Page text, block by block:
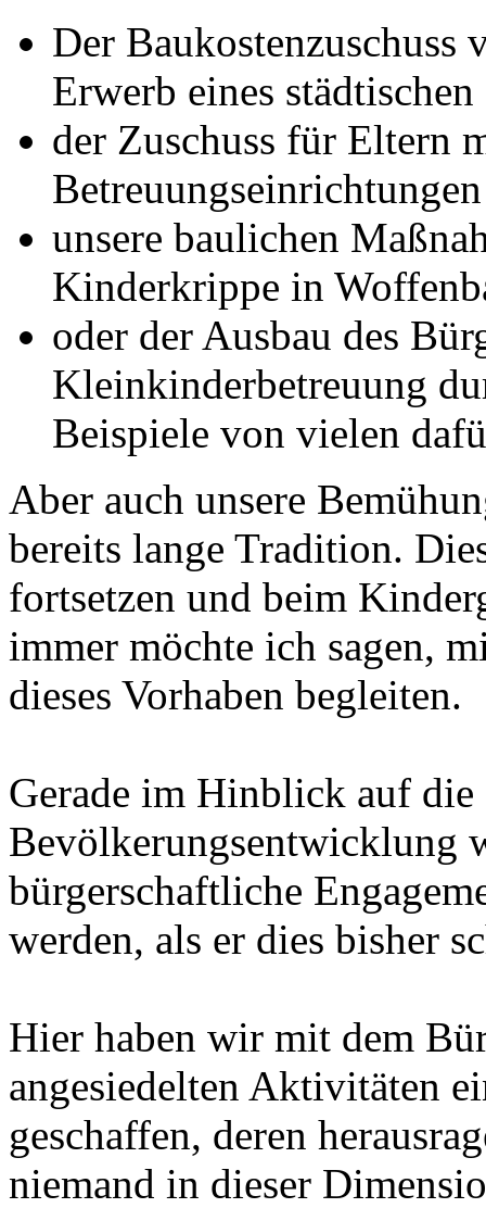
Der
Erwerb eines
der Zuschuss für Eltern
Betreuungseinrichtungen
unsere baulichen
Kinderkrippe in
oder der Ausbau des
Kleinkinderbetreuung
Beispiele von vielen
Aber auch unsere
bereits lange Tradition.
fortsetzen und beim
immer möchte ich sagen,
dieses Vorhaben begleiten.
Gerade im Hinblick auf die
Bevölkerungsentwicklung
bürgerschaftliche
werden, als er dies bisher
Hier haben wir mit dem
angesiedelten Aktivitäten
geschaffen, deren
niemand in dieser